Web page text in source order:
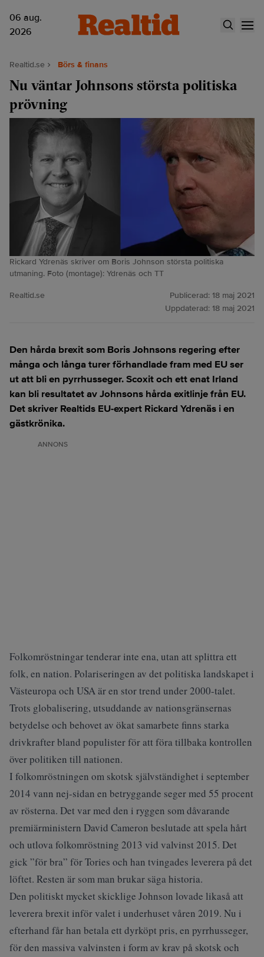
06 aug.
2026
Realtid.se Börs & finans
Nu väntar Johnsons största politiska
prövning
Rickard Ydrenäs skriver om Boris Johnson största politiska
utmaning. Foto (montage): Ydrenäs och TT
Realtid.se Publicerad: 18 maj 2021
Uppdaterad: 18 maj 2021
Den hårda brexit som Boris Johnsons regering efter
många och långa turer förhandlade fram med EU ser
ut att bli en pyrrhusseger. Scoxit och ett enat Irland
kan bli resultatet av Johnsons hårda exitlinje från EU.
Det skriver Realtids EU-expert Rickard Ydrenäs i en
gästkrönika.
ANNONS
Folkomröstningar tenderar inte ena, utan att splittra ett
folk, en nation. Polariseringen av det politiska landskapet i
Västeuropa och USA är en stor trend under 2000-talet.
Trots globalisering, utsuddande av nationsgränsernas
betydelse och behovet av ökat samarbete finns starka
drivkrafter bland populister för att föra tillbaka kontrollen
över politiken till nationen.
I folkomröstningen om skotsk självständighet i september
2014 vann nej-sidan en betryggande seger med 55 procent
av rösterna. Det var med den i ryggen som dåvarande
premiärministern David Cameron beslutade att spela hårt
och utlova folkomröstning 2013 vid valvinst 2015. Det
gick ”för bra” för Tories och han tvingades leverera på det
löftet. Resten är som man brukar säga historia.
Den politiskt mycket skicklige Johnson lovade likaså att
leverera brexit inför valet i underhuset våren 2019. Nu i
efterhand får han betala ett dyrköpt pris, en pyrrhusseger,
för den massiva valvinsten i form av krav på skotsk och